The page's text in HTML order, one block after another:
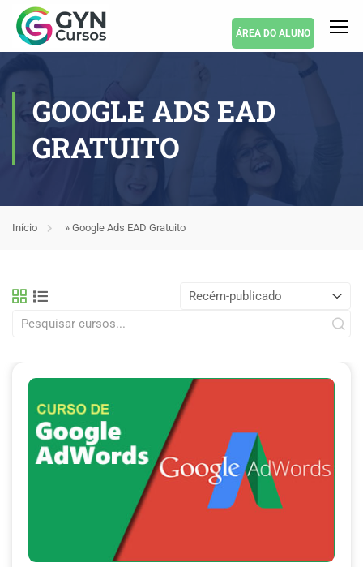
ÁREA DO ALUNO
GOOGLE ADS EAD
GRATUITO
Início » Google Ads EAD Gratuito